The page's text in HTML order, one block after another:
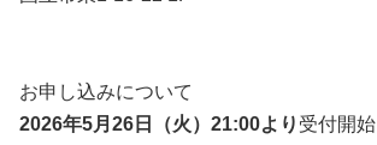
お申し込みについて
2026年5月26日（火）21:00より 受付開始